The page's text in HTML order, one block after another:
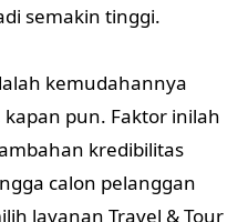
semakin tinggi.
kemudahannya
pun. Faktor inilah
kredibilitas
calon pelanggan
layanan Travel & Tour